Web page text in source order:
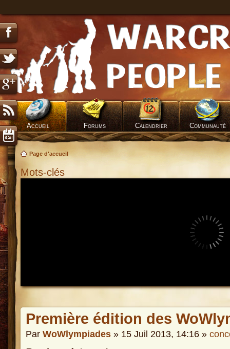
Accueil Forums Calendrier Communauté
Page d'accueil
Mots-clés
Première édition des
Par WoWlympiades » 15 Juil 2013, 14:16 »